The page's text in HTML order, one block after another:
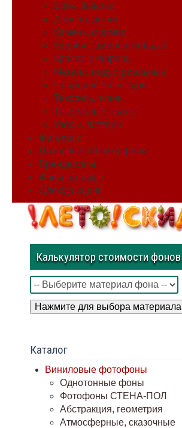
Боке, блёстки
Дерево, доски
Камень, мрамор
Кирпич, каменная кладка
Краска, акварель
Металл, индустриальные
Природные текстуры
Текстиль, ткань
Текстурные, гранж
Узоры, паттерн
Фотохолст
Пазловые 3d фотофоны
Брендволлы
Фоны на заказ
Одежда сцены
Калькулятор стоимости фонов
Нажмите для выбора материала
Каталог
Виниловые фотофоны
Однотонные фоны
Фотофоны СТЕНА-ПОЛ
Абстракция, геометрия
Атмосферные, сказочные